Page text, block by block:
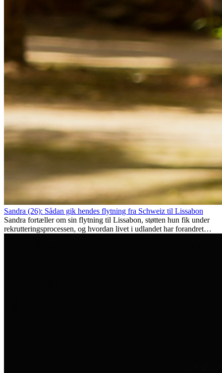
Sandra (26): Sådan gik hendes flytning fra Schweiz til Lissabon
Sandra fortæller om sin flytning til Lissabon, støtten hun fik under
rekrutteringsprocessen, og hvordan livet i udlandet har forandret